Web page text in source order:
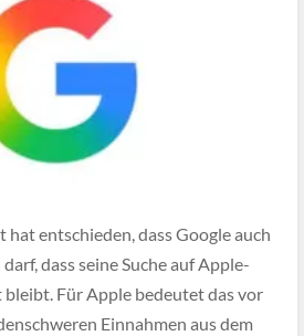
entschieden, dass Google auch
dass seine Suche auf Apple-
Für Apple bedeutet das vor
Einnahmen aus dem